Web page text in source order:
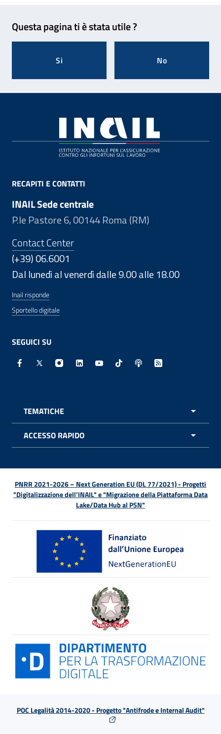
Questa pagina ti è stata utile ?
Si No
RECAPITI E CONTATTI
INAIL Sede centrale
P.le Pastore 6, 00144 Roma (RM)
Contact Center
(+39) 06.6001
Dal lunedì al venerdì dalle 9.00 alle 18.00
Inail risponde
Sportello digitale
SEGUICI SU
Facebook - Sito esterno - Apertura in nuova finestra
X - Sito esterno - Apertura in nuova finestra
Instagram - Sito esterno - Apertura in
Linkedin - Sito esterno - Apertura in
Youtube - Sito esterno -
TikTok - Sito esterno -
Spreaker - Sito
Feed RSS -
TEMATICHE
ACCESSO RAPIDO
PNRR 2021-2026 – Next Generation EU (DL 77/2021) - Progetti
"Digitalizzazione dell’INAIL" e "Migrazione della Piattaforma Data
Lake/Data Hub al PSN"
POC Legalità 2014-2020 - Progetto "Antifrode e Internal Audit"